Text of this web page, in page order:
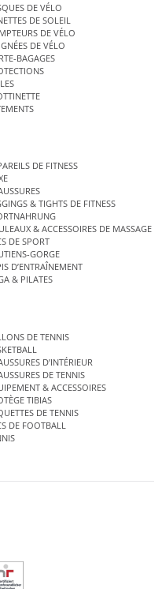
DE VÉLO
DE SOLEIL
DE VÉLO
DE VÉLO
BAGAGES
DE FITNESS
& TIGHTS DE FITNESS
& ACCESSOIRES DE MASSAGE
DE SPORT
GORGE
D’ENTRAÎNEMENT
& PILATES
DE TENNIS
D’INTÉRIEUR
DE TENNIS
& ACCESSOIRES
TIBIAS
DE TENNIS
DE FOOTBALL